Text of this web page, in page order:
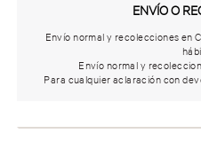
ENVÍO O
Envío normal y recolecciones en
Envío normal y
Para cualquier aclaración con